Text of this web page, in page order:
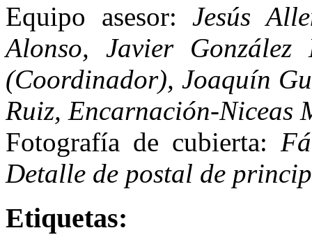
Equipo asesor:Jesús
Alonso, Javier
(Coordinador), Joaquín
Ruiz, Encarnación-Niceas
Fotografía de cubierta:
Detalle de postal de
Etiquetas: